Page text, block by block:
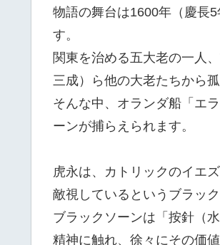
物語の舞台は1600年（慶長
す。
関東を治める五大老の一人、
三成）ら他の大老たちから
そんな中、オランダ船「エ
ーンが捕らえられます。
虎永は、カトリックのイエ
敵視しているというブラッ
ブラックソーンは「按針（
精神に触れ、徐々にその価